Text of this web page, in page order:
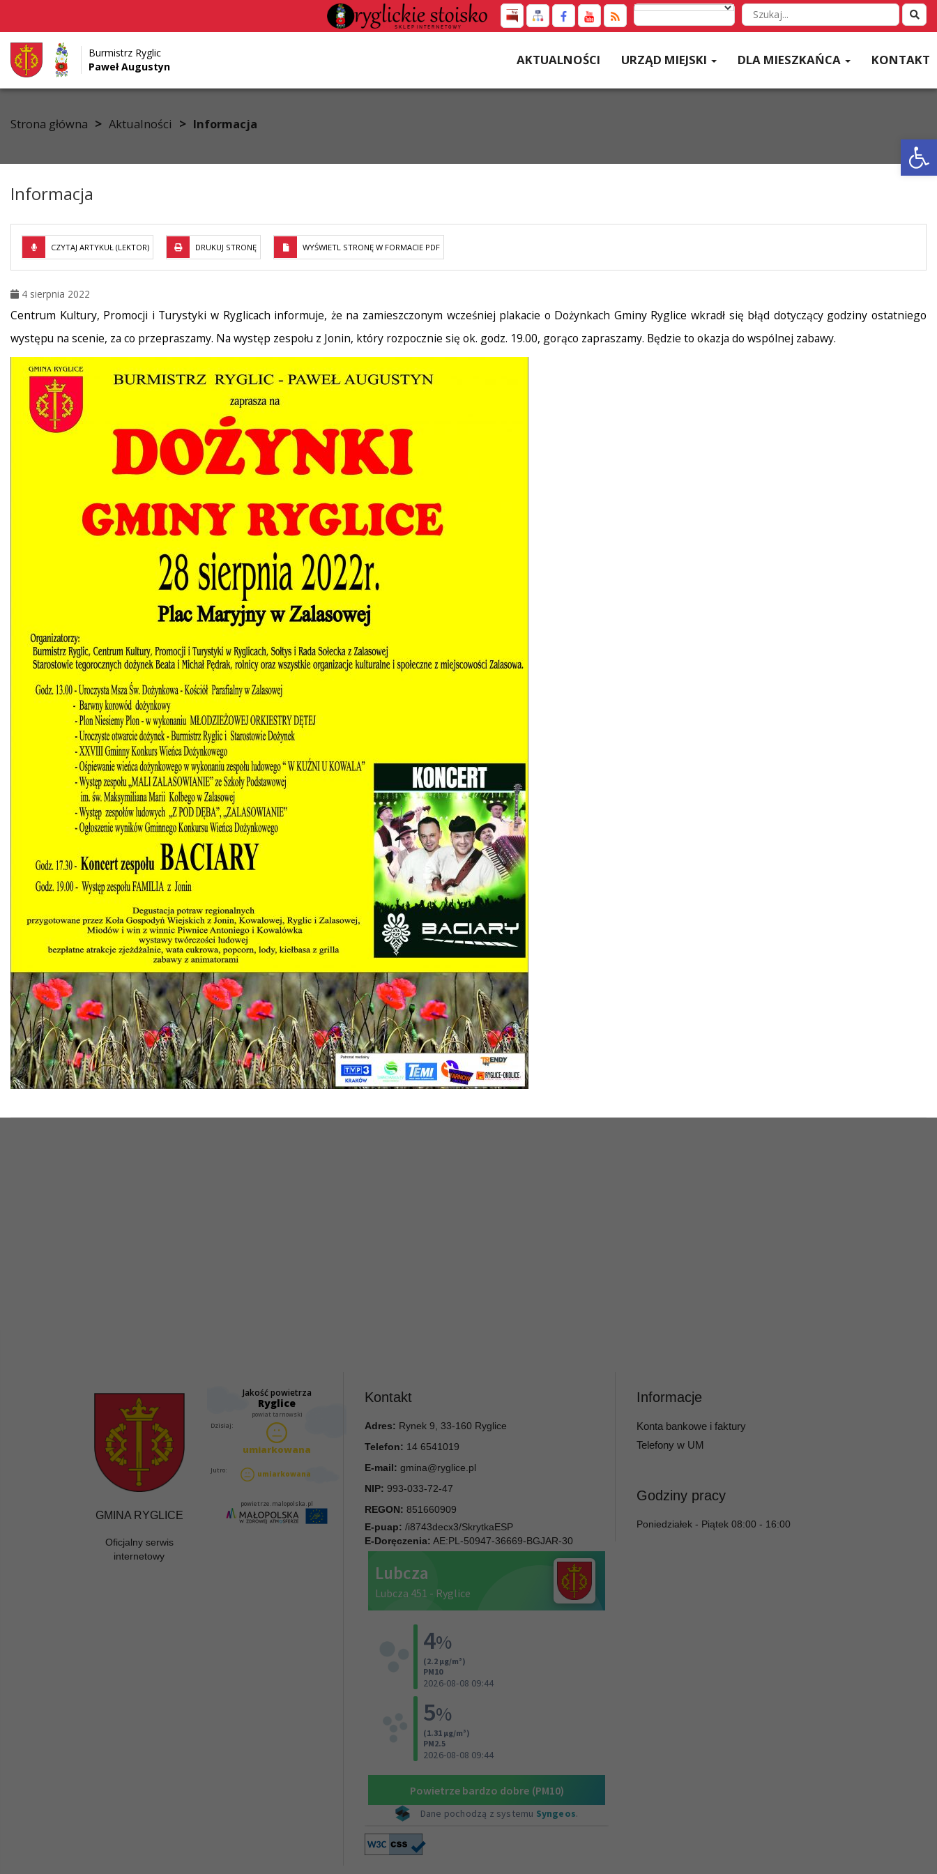
Przejdź do menu
Przejdź do głównej treści strony
Przejdź do stopki strony
Wyszukaj
w
Burmistrz Ryglic
Paweł Augustyn
AKTUALNOŚCI URZĄD MIEJSKI DLA MIESZKAŃCA KONTAKT
Strona główna > Aktualności > Informacja
Informacja
CZYTAJ ARTYKUŁ (LEKTOR) DRUKUJ STRONĘ WYŚWIETL STRONĘ W FORMACIE PDF
4 sierpnia 2022
Centrum Kultury, Promocji i Turystyki w Ryglicach informuje, że na zamieszczonym wcześniej plakacie o Dożynkach Gminy Ryglice wkradł się błąd dotyczący godziny ostatniego
występu na scenie, za co przepraszamy. Na występ zespołu z Jonin, który rozpocznie się ok. godz. 19.00, gorąco zapraszamy. Będzie to okazja do wspólnej zabawy.
GMINA RYGLICE
Oficjalny serwis
internetowy
Kontakt
Adres: Rynek 9, 33-160 Ryglice
Telefon: 14 6541019
E-mail: gmina@ryglice.pl
NIP: 993-033-72-47
REGON: 851660909
E-puap: /i8743decx3/SkrytkaESP
E-Doręczenia: AE:PL-50947-36669-BGJAR-30
Informacje
Konta bankowe i faktury
Telefony w UM
Godziny pracy
Poniedziałek - Piątek 08:00 - 16:00